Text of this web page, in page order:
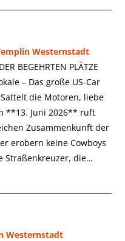
Westernstadt
BEGEHRTEN PLÄTZE
– Das große US-Car
die Motoren, liebe
**13. Juni 2026** ruft
Zusammenkunft der
erobern keine Cowboys
Straßenkreuzer, die…
Westernstadt